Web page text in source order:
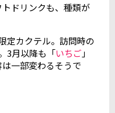
ドリンクも、種類が
定カクテル。訪問時の
3月以降も「いちご 」
一部変わるそうで